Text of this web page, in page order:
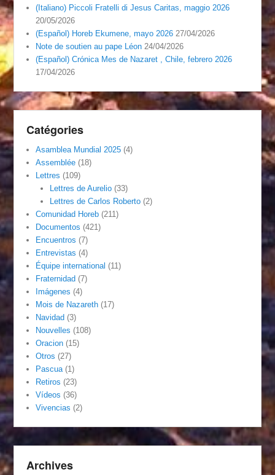
(Italiano) Piccoli Fratelli di Jesus Caritas, maggio 2026
20/05/2026
(Español) Horeb Ekumene, mayo 2026 27/04/2026
Note de soutien au pape Léon 24/04/2026
(Español) Crónica Mes de Nazaret , Chile, febrero 2026
17/04/2026
Catégories
Asamblea Mundial 2025 (4)
Assemblée (18)
Lettres (109)
Lettres de Aurelio(33)
Lettres de Carlos Roberto(2)
Comunidad Horeb (211)
Documentos (421)
Encuentros (7)
Entrevistas (4)
Équipe international (11)
Fraternidad (7)
Imágenes (4)
Mois de Nazareth (17)
Navidad (3)
Nouvelles (108)
Oracion (15)
Otros (27)
Pascua (1)
Retiros (23)
Vídeos (36)
Vivencias (2)
Archives